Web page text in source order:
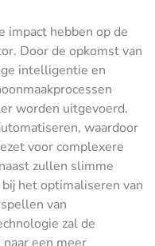
impact hebben op de
Door de opkomst van
intelligentie en
worden uitgevoerd.
waardoor
voor complexere
zullen slimme
het optimaliseren van
van
zal de